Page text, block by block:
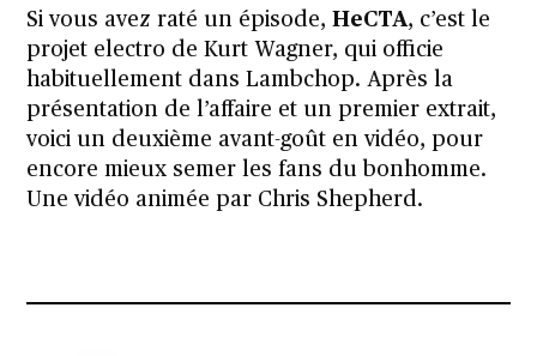
Si vous avez raté un épisode,HeCTA, c’est le
projet electro de Kurt Wagner, qui officie
habituellement dansLambchop. Aprèsla
présentation de l’affaire et un premier extrait,
voici un deuxième avant-goût en vidéo, pour
encore mieux semer les fans du bonhomme.
Une vidéo animée par Chris Shepherd.